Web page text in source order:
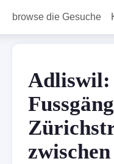
browse die Gesuche
Adliswil: